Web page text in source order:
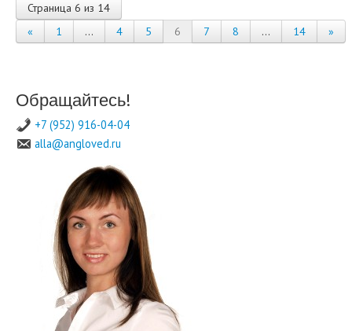
Страница 6 из 14
«
1 … 4 5 6 7 8 … 14 »
Обращайтесь!
+7 (952) 916-04-04
alla@angloved.ru